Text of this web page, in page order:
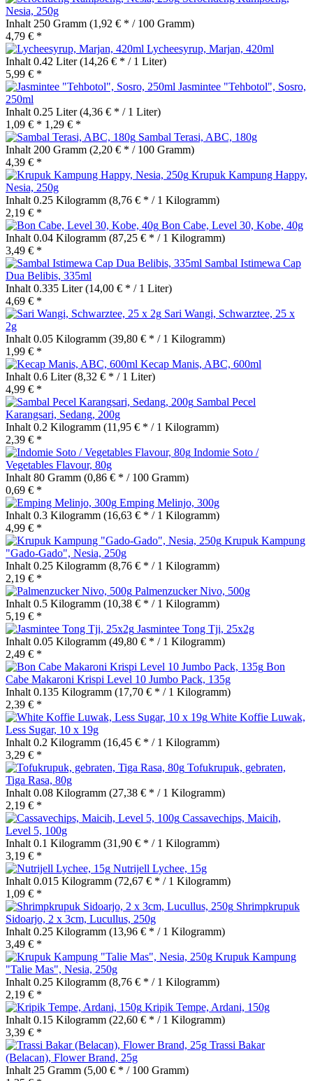
Nesia, 250g
Inhalt 250 Gramm (1,92 € * / 100 Gramm)
4,79 € *
Lycheesyrup, Marjan, 420ml
Inhalt 0.42 Liter(14,26 € * / 1 Liter)
5,99 € *
Jasmintee "Tehbotol", Sosro,
250ml
Inhalt 0.25 Liter(4,36 € * / 1 Liter)
1,09 € * 1,29 € *
Sambal Terasi, ABC, 180g
Inhalt 200 Gramm (2,20 € * / 100 Gramm)
4,39 € *
Krupuk Kampung Happy,
Nesia, 250g
Inhalt 0.25 Kilogramm (8,76 € * / 1 Kilogramm)
2,19 € *
Bon Cabe, Level 30, Kobe, 40g
Inhalt 0.04 Kilogramm (87,25 € * / 1 Kilogramm)
3,49 € *
Sambal Istimewa Cap
Dua Belibis, 335ml
Inhalt 0.335 Liter(14,00 € * / 1 Liter)
4,69 € *
Sari Wangi, Schwarztee, 25 x
2g
Inhalt 0.05 Kilogramm (39,80 € * / 1 Kilogramm)
1,99 € *
Kecap Manis, ABC, 600ml
Inhalt 0.6 Liter(8,32 € * / 1 Liter)
4,99 € *
Sambal Pecel
Karangsari, Sedang, 200g
Inhalt 0.2 Kilogramm (11,95 € * / 1 Kilogramm)
2,39 € *
Indomie Soto /
Vegetables Flavour, 80g
Inhalt 80 Gramm (0,86 € * / 100 Gramm)
0,69 € *
Emping Melinjo, 300g
Inhalt 0.3 Kilogramm (16,63 € * / 1 Kilogramm)
4,99 € *
Krupuk Kampung
"Gado-Gado", Nesia, 250g
Inhalt 0.25 Kilogramm (8,76 € * / 1 Kilogramm)
2,19 € *
Palmenzucker Nivo, 500g
Inhalt 0.5 Kilogramm (10,38 € * / 1 Kilogramm)
5,19 € *
Jasmintee Tong Tji, 25x2g
Inhalt 0.05 Kilogramm (49,80 € * / 1 Kilogramm)
2,49 € *
Bon
Cabe Makaroni Krispi Level 10 Jumbo Pack, 135g
Inhalt 0.135 Kilogramm (17,70 € * / 1 Kilogramm)
2,39 € *
White Koffie Luwak,
Less Sugar, 10 x 19g
Inhalt 0.2 Kilogramm (16,45 € * / 1 Kilogramm)
3,29 € *
Tofukrupuk, gebraten,
Tiga Rasa, 80g
Inhalt 0.08 Kilogramm (27,38 € * / 1 Kilogramm)
2,19 € *
Cassavechips, Maicih,
Level 5, 100g
Inhalt 0.1 Kilogramm (31,90 € * / 1 Kilogramm)
3,19 € *
Nutrijell Lychee, 15g
Inhalt 0.015 Kilogramm (72,67 € * / 1 Kilogramm)
1,09 € *
Shrimpkrupuk
Sidoarjo, 2 x 3cm, Lucullus, 250g
Inhalt 0.25 Kilogramm (13,96 € * / 1 Kilogramm)
3,49 € *
Krupuk Kampung
"Talie Mas", Nesia, 250g
Inhalt 0.25 Kilogramm (8,76 € * / 1 Kilogramm)
2,19 € *
Kripik Tempe, Ardani, 150g
Inhalt 0.15 Kilogramm (22,60 € * / 1 Kilogramm)
3,39 € *
Trassi Bakar
(Belacan), Flower Brand, 25g
Inhalt 25 Gramm (5,00 € * / 100 Gramm)